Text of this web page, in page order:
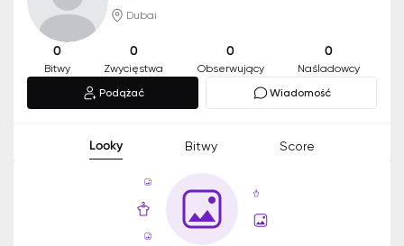
Dubai
0
Bitwy
0
Zwycięstwa
0
Obserwujący
0
Naśladowcy
Podążać
Wiadomość
Looky Bitwy Score